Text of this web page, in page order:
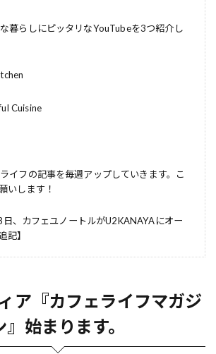
暮らしにピッタリなYouTubeを3つ紹介し
Cuisine
イフの記事を毎週アップしていきます。こ
いします！
、カフェユノートルがU2KANAYAにオー
記】
ア『カフェライフマガジ
』始まります。